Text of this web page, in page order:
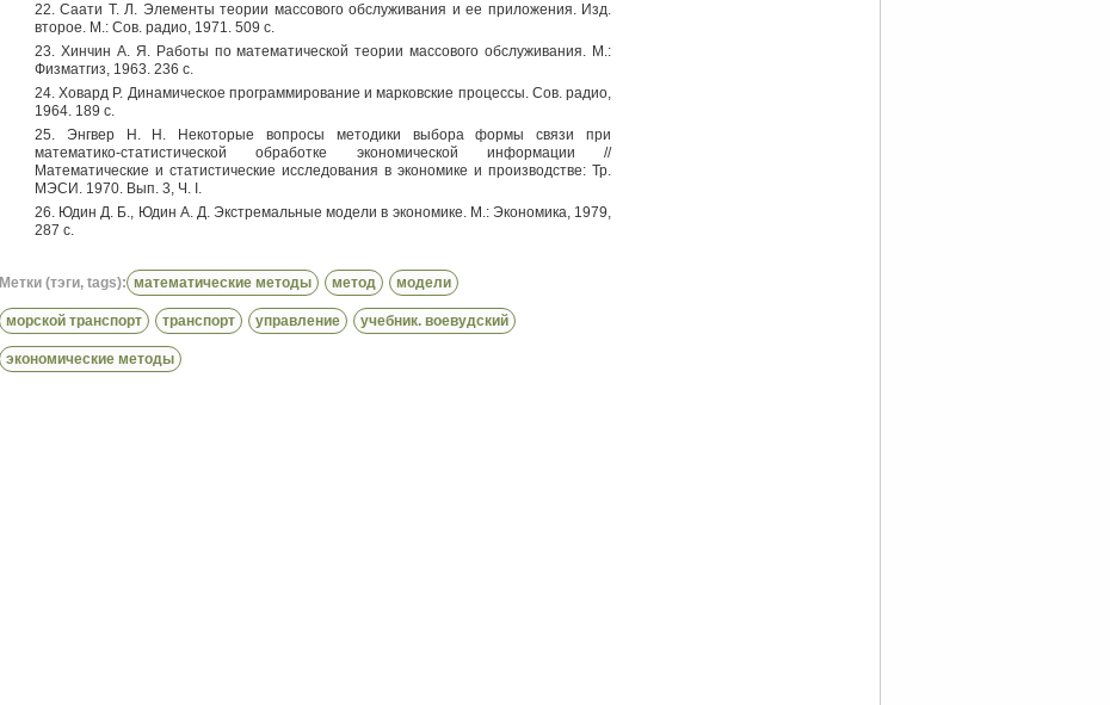
22. Саати Т. Л. Элементы теории массового обслуживания и ее приложения. Изд.
второе. М.: Сов. радио, 1971. 509 с.
23. Xинчин А. Я. Работы по математической теории массового обслуживания. М.:
Физматгиз, 1963. 236 с.
24. Xовард Р. Динамическое программирование и марковские процессы. Сов. радио,
1964. 189 с.
25. Энгвер Н. Н. Некоторые вопросы методики выбора формы связи при
математико-статистической обработке экономической информации //
Математические и статистические исследования в экономике и производстве: Тр.
МЭСИ. 1970. Вып. 3, Ч. I.
26. Юдин Д. Б., Юдин А. Д. Экстремальные модели в экономике. М.: Экономика, 1979,
287 с.
Метки (тэги, tags): математические методы метод модели
морской транспорт транспорт управление учебник. воевудский
экономические методы